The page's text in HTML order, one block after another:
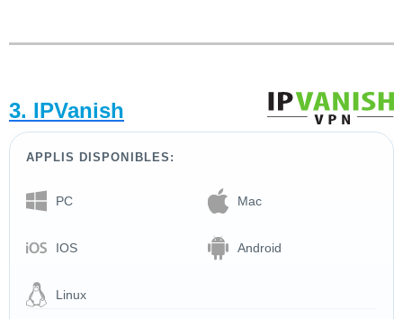
3. IPVanish
APPLIS DISPONIBLES:
PC Mac
IOS Android
Linux